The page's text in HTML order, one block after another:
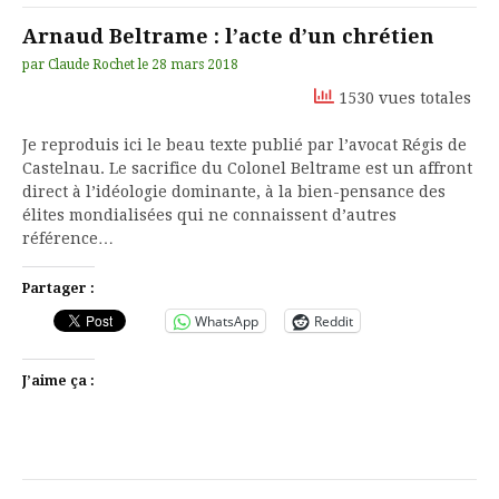
Arnaud Beltrame : l’acte d’un chrétien
par Claude Rochet le 28 mars 2018
1530 vues totales
Je reproduis ici le beau texte publié par l’avocat Régis de
Castelnau. Le sacrifice du Colonel Beltrame est un affront
direct à l’idéologie dominante, à la bien-pensance des
élites mondialisées qui ne connaissent d’autres
référence…
Partager :
WhatsApp Reddit
J’aime ça :